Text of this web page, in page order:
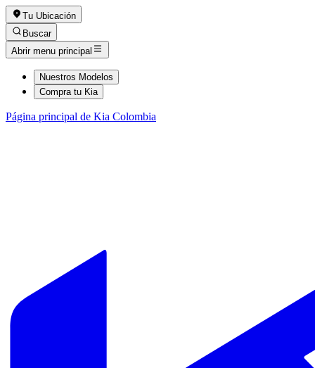
Tu Ubicación
Buscar
Abrir menu principal
Nuestros Modelos
Compra tu Kia
Página principal de Kia Colombia